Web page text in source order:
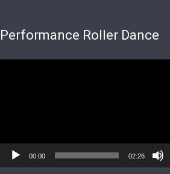
Performance Roller Dance
00:00 02:26